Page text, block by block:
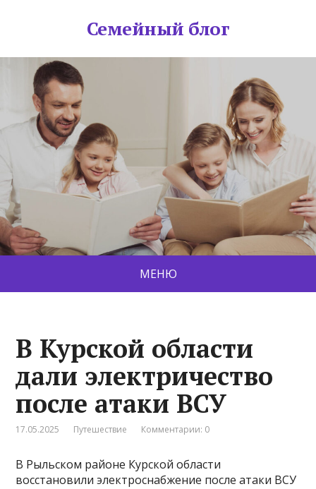
Семейный блог
МЕНЮ
В Курской области
дали электричество
после атаки ВСУ
17.05.2025 Путешествие Комментарии: 0
В Рыльском районе Курской области
восстановили электроснабжение после атаки ВСУ